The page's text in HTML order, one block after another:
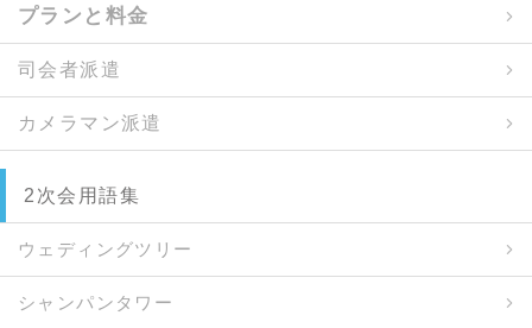
プランと料金
司会者派遣
カメラマン派遣
2次会用語集
ウェディングツリー
シャンパンタワー